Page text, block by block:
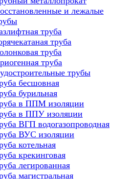
и лежалые
труба
труба
труба
труба
трубы
бесшовная
бурильная
в ППМ изоляции
в ППУ изоляции
ВГП водогазопроводная
ВУС изоляции
котельная
крекинговая
легированная
магистральная